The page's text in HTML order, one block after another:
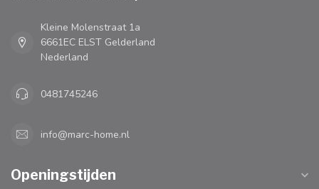
Kleine Molenstraat 1a
6661EC ELST Gelderland
Nederland
0481745246
info@marc-home.nl
Openingstijden